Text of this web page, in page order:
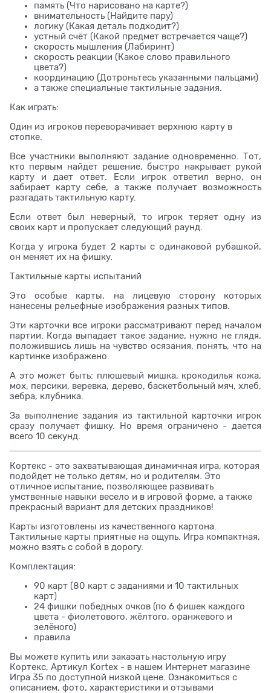
память (Что нарисовано на карте?)
внимательность (Найдите пару)
логику (Какая деталь подходит?)
устный счёт (Какой предмет встречается чаще?)
скорость мышления (Лабиринт)
скорость реакции (Какое слово правильного
цвета?)
координацию (Дотроньтесь указанными пальцами)
а также специальные тактильные задания.
Как играть:
Один из игроков переворачивает верхнюю карту в
стопке.
Все участники выполняют задание одновременно. Тот,
кто первым найдет решение, быстро накрывает рукой
карту и дает ответ. Если игрок ответил верно, он
забирает карту себе, а также получает возможность
разгадать тактильную карту.
Если ответ был неверный, то игрок теряет одну из
своих карт и пропускает следующий раунд.
Когда у игрока будет 2 карты с одинаковой рубашкой,
он меняет их на фишку.
Тактильные карты испытаний
Это особые карты, на лицевую сторону которых
нанесены рельефные изображения разных типов.
Эти карточки все игроки рассматривают перед началом
партии. Когда выпадает такое задание, нужно не глядя,
положившись лишь на чувство осязания, понять, что на
картинке изображено.
А это может быть: плюшевый мишка, крокодилья кожа,
мох, персики, веревка, дерево, баскетбольный мяч, хлеб,
зебра, клубника.
За выполнение задания из тактильной карточки игрок
сразу получает фишку. Но время ограничено - дается
всего 10 секунд.
Кортекс - это захватывающая динамичная игра, которая
подойдет не только детям, но и родителям. Это
отличное испытание, позволяющее развивать
умственные навыки весело и в игровой форме, а также
прекрасный вариант для детских праздников!
Карты изготовлены из качественного картона.
Тактильные карты приятные на ощупь. Игра компактная,
можно взять с собой в дорогу.
Комплектация:
90 карт (80 карт с заданиями и 10 тактильных
карт)
24 фишки победных очков (по 6 фишек каждого
цвета - фиолетового, жёлтого, оранжевого и
зелёного)
правила
Вы можете купить или заказать настольную игру
Кортекс, Артикул Kortex - в нашем Интернет магазине
Игра 35 по доступной низкой цене. Ознакомиться с
описанием, фото, характеристики и отзывами